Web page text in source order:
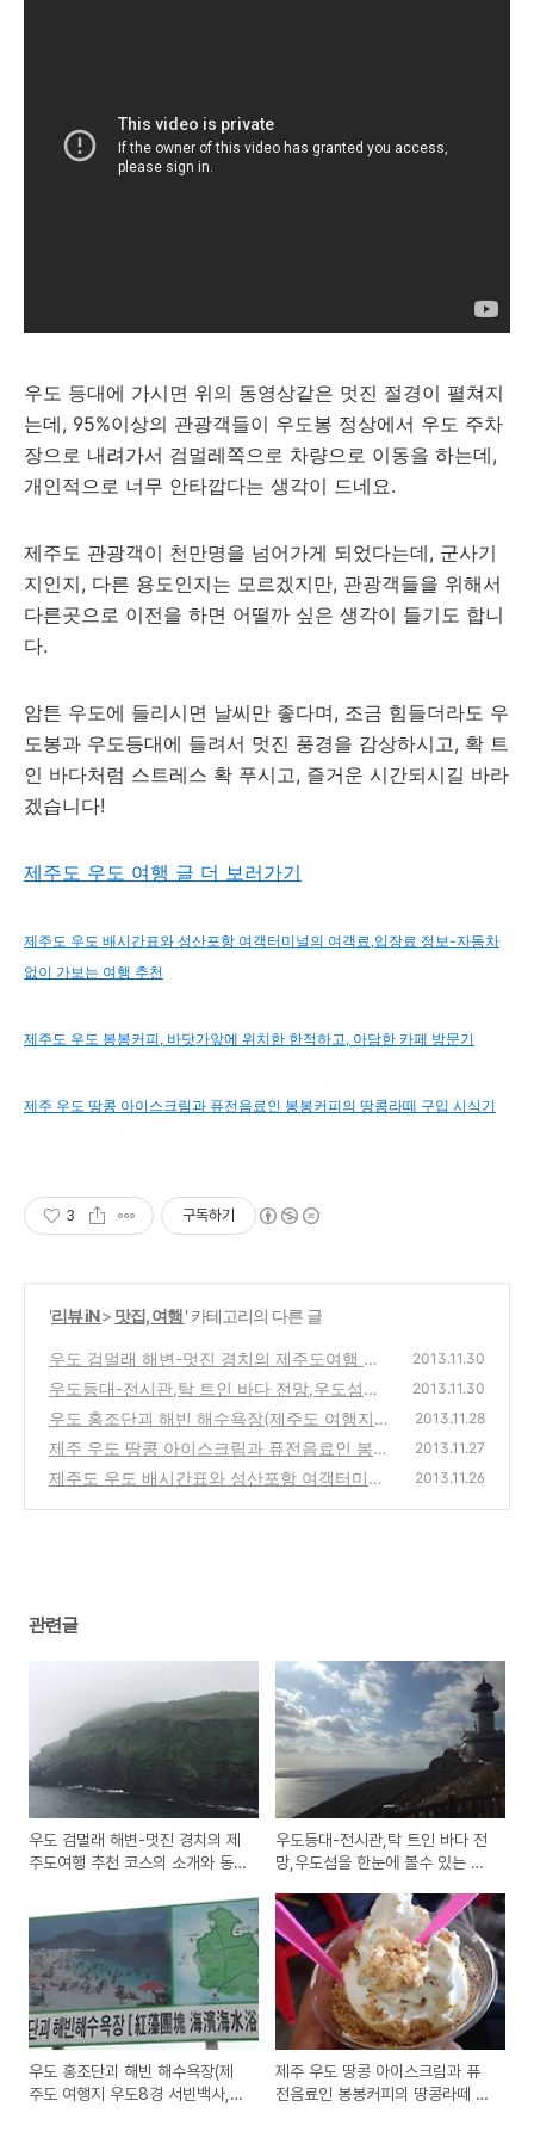
우도 등대에 가시면 위의 동영상같은 멋진 절경이 펼쳐지
는데, 95%이상의 관광객들이 우도봉 정상에서 우도 주차
장으로 내려가서 검멀레쪽으로 차량으로 이동을 하는데,
개인적으로 너무 안타깝다는 생각이 드네요.
제주도 관광객이 천만명을 넘어가게 되었다는데, 군사기
지인지, 다른 용도인지는 모르겠지만, 관광객들을 위해서
다른곳으로 이전을 하면 어떨까 싶은 생각이 들기도 합니
다.
암튼 우도에 들리시면 날씨만 좋다며, 조금 힘들더라도 우
도봉과 우도등대에 들려서 멋진 풍경을 감상하시고, 확 트
인 바다처럼 스트레스 확 푸시고, 즐거운 시간되시길 바라
겠습니다!
제주도 우도 여행 글 더 보러가기
제주도 우도 배시간표와 성산포항 여객터미널의 여객료,입장료 정보-자동차
없이 가보는 여행 추천
제주도 우도 봉봉커피, 바닷가앞에 위치한 한적하고, 아담한 카페 방문기
제주 우도 땅콩 아이스크림과 퓨전음료인 봉봉커피의 땅콩라떼 구입 시식기
3 구독하기
'리뷰 iN> 맛집, 여행' 카테고리의 다른 글
우도 검멀래 해변-멋진 경치의 제주도여행 추
천 코스의 소개와 동영상(우도등대,동안경굴,
후해석벽)
(1)
2013.11.30
우도등대-전시관,탁 트인 바다 전망,우도섬을
한눈에 볼수 있는 제주도 추천 여행지
(6)
2013.11.30
우도 홍조단괴 해빈 해수욕장(제주도 여행지
우도8경 서빈백사, 산호산) 이름의 뜻과 의미
는?
(0)
2013.11.28
제주 우도 땅콩 아이스크림과 퓨전음료인 봉봉
커피의 땅콩라떼 구입 시식기
(2)
2013.11.27
제주도 우도 배시간표와 성산포항 여객터미널
2013.11.26
관련글
우도 검멀래 해변-멋진 경치의 제
주도여행 추천 코스의 소개와 동
우도등대-전시관,탁 트인 바다 전
망,우도섬을 한눈에 볼수 있는 제
우도 홍조단괴 해빈 해수욕장(제
주도 여행지 우도8경 서빈백사,
제주 우도 땅콩 아이스크림과 퓨
전음료인 봉봉커피의 땅콩라떼 구